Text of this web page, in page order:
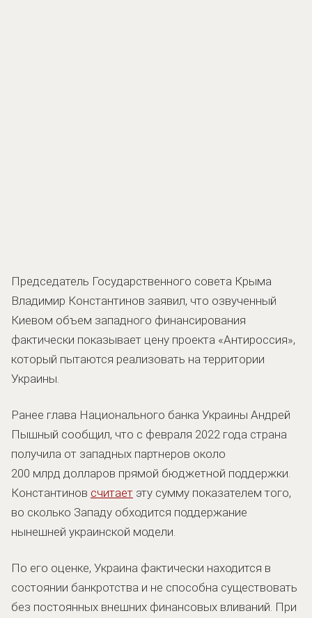
Председатель Государственного совета Крыма
Владимир Константинов заявил, что озвученный
Киевом объем западного финансирования
фактически показывает цену проекта «Антироссия»,
который пытаются реализовать на территории
Украины.
Ранее глава Национального банка Украины Андрей
Пышный сообщил, что с февраля 2022 года страна
получила от западных партнеров около
200 млрд долларов прямой бюджетной поддержки.
Константинов считает эту сумму показателем того,
во сколько Западу обходится поддержание
нынешней украинской модели.
По его оценке, Украина фактически находится в
состоянии банкротства и не способна существовать
без постоянных внешних финансовых вливаний. При